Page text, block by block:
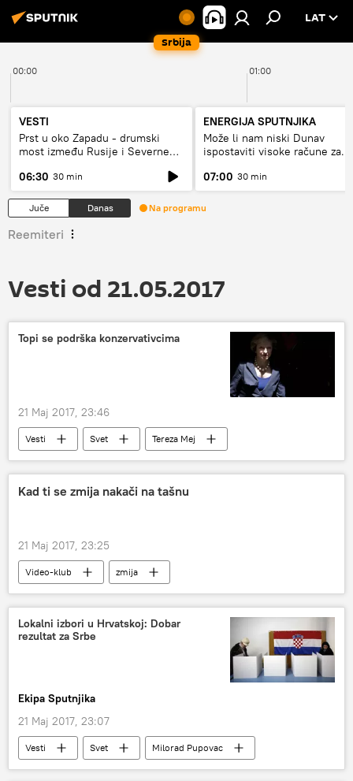
Srbija
LAT
00:00 01:00
VESTI
Prst u oko Zapadu - drumski
most između Rusije i Severne
06:30 30 min
ENERGIJA SPUTNJIKA
Može li nam niski Dunav
ispostaviti visoke račune za
07:00 30 min
Juče Danas Na programu
Reemiteri
Vesti od 21.05.2017
Topi se podrška konzervativcima
21 Maj 2017, 23:46
Vesti Svet
Tereza Mej
izbori u Velikoj Britaniji
Evropa
Kad ti se zmija nakači na tašnu
21 Maj 2017, 23:25
Video-klub zmija
Lokalni izbori u Hrvatskoj: Dobar
rezultat za Srbe
Ekipa Sputnjika
21 Maj 2017, 23:07
Vesti Svet
Milorad Pupovac
Hrvatska
Region izbori